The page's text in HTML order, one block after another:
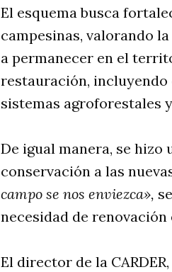
El esquema busca
campesinas, valorando
a permanecer en el
restauración, incluyendo
sistemas agroforestales
De igual manera, se
conservación a las
campo se nos enviezca»,
necesidad de
El director de la